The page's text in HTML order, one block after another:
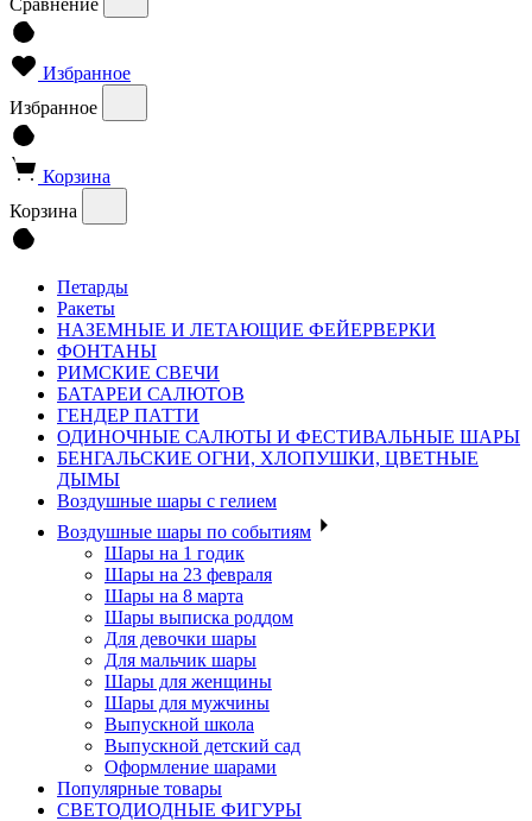
Избранное
Избранное
Корзина
Корзина
Петарды
Ракеты
НАЗЕМНЫЕ И ЛЕТАЮЩИЕ ФЕЙЕРВЕРКИ
ФОНТАНЫ
РИМСКИЕ СВЕЧИ
БАТАРЕИ САЛЮТОВ
ГЕНДЕР ПАТТИ
ОДИНОЧНЫЕ САЛЮТЫ И ФЕСТИВАЛЬНЫЕ ШАРЫ
БЕНГАЛЬСКИЕ ОГНИ, ХЛОПУШКИ, ЦВЕТНЫЕ
ДЫМЫ
Воздушные шары с гелием
Воздушные шары по событиям
Шары на 1 годик
Шары на 23 февраля
Шары на 8 марта
Шары выписка роддом
Для девочки шары
Для мальчик шары
Шары для женщины
Шары для мужчины
Выпускной школа
Выпускной детский сад
Оформление шарами
Популярные товары
СВЕТОДИОДНЫЕ ФИГУРЫ